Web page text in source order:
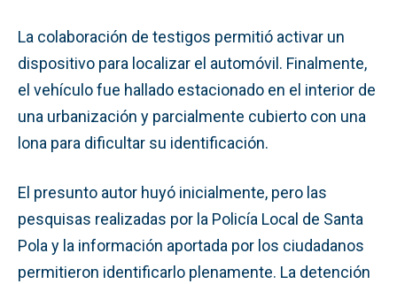
La colaboración de testigos permitió activar un
dispositivo para localizar el automóvil. Finalmente,
el vehículo fue hallado estacionado en el interior de
una urbanización y parcialmente cubierto con una
lona para dificultar su identificación.
El presunto autor huyó inicialmente, pero las
pesquisas realizadas por la Policía Local de Santa
Pola y la información aportada por los ciudadanos
permitieron identificarlo plenamente. La detención